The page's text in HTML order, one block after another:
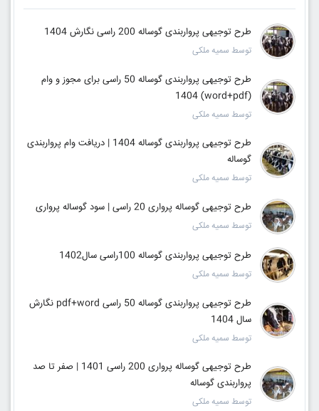
طرح توجیهی پرواربندی گوساله 200 راسی نگارش 1404
توسط سمیه ملکی
طرح توجیهی پرواربندی گوساله 50 راسی برای مجوز و وام
(word+pdf) 1404
توسط سمیه ملکی
طرح توجیهی پرواربندی گوساله 1404 | دریافت وام پرواربندی
گوساله
توسط سمیه ملکی
طرح توجیهی گوساله پرواری 20 راسی | سود گوساله پرواری
توسط سمیه ملکی
طرح توجیهی پرواربندی گوساله 100راسی سال1402
توسط سمیه ملکی
طرح توجیهی پرواربندی گوساله 50 راسی pdf+word نگارش
سال 1404
توسط سمیه ملکی
طرح توجیهی گوساله پرواری 200 راسی 1401 | صفر تا صد
پرواربندی گوساله
توسط سمیه ملکی